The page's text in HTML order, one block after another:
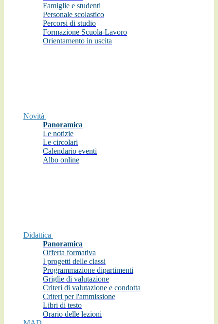
Famiglie e studenti
Personale scolastico
Percorsi di studio
Formazione Scuola-Lavoro
Orientamento in uscita
Novità
Panoramica
Le notizie
Le circolari
Calendario eventi
Albo online
Didattica
Panoramica
Offerta formativa
I progetti delle classi
Programmazione dipartimenti
Griglie di valutazione
Criteri di valutazione e condotta
Criteri per l'ammissione
Libri di testo
Orario delle lezioni